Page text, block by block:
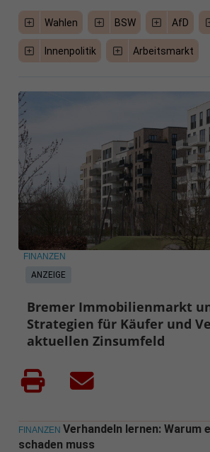
Wahlen BSW AfD
Innenpolitik Arbeitsmarkt
ANZEIGE
FINANZEN
Bremer Immobilienmarkt
Strategien für Käufer und
aktuellen Zinsumfeld
FINANZEN Verhandeln lernen: Warum
schaden muss